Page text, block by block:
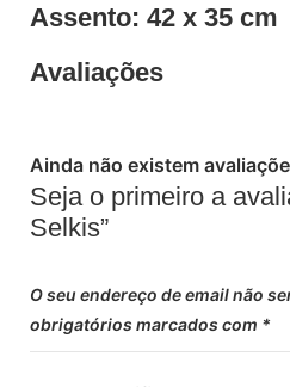
Assento: 42 x 35 cm
Avaliações
Ainda não existem
Seja o primeiro a
Selkis”
O seu endereço de email não
obrigatórios marcados com *